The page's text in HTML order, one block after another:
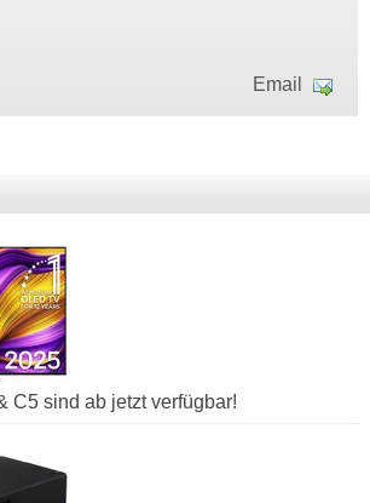
Email
C5 sind ab jetzt verfügbar!